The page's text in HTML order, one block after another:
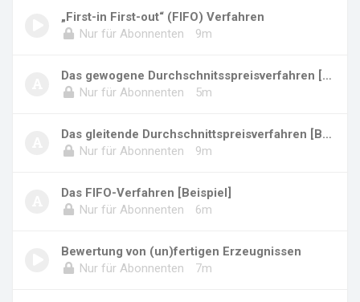
„First-in First-out“ (FIFO) Verfahren
Nur für Abonnenten
9m
Das gewogene Durchschnitsspreisverfahren [Bei...
Nur für Abonnenten
5m
Das gleitende Durchschnittspreisverfahren [Be...
Nur für Abonnenten
9m
Das FIFO-Verfahren [Beispiel]
Nur für Abonnenten
6m
Bewertung von (un)fertigen Erzeugnissen
Nur für Abonnenten
7m